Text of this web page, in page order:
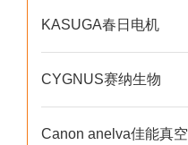
KASUGA春日电机
CYGNUS赛纳生物
Canon anelva佳能真空